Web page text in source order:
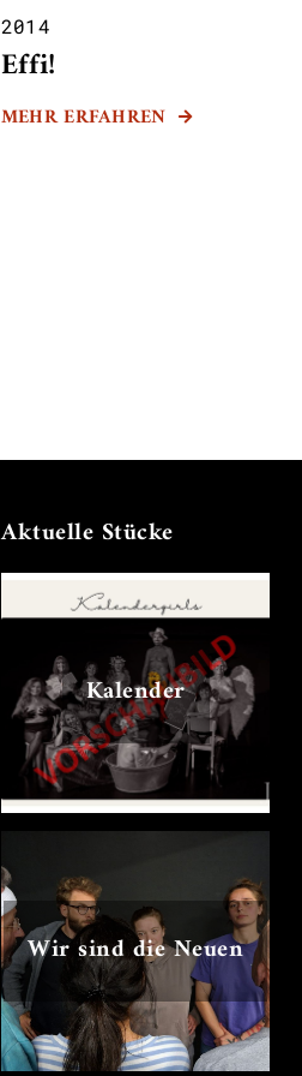
2014
Effi!
MEHR ERFAHREN 
Aktuelle Stücke
Kalender
Wir sind die Neuen